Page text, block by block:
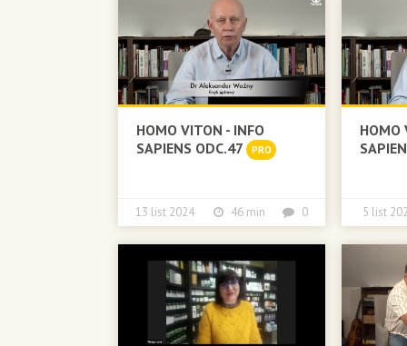
HOMO VITON - INFO
SAPIENS ODC.47
PRO
13 list 2024 46 min 0
HOMO
5 list